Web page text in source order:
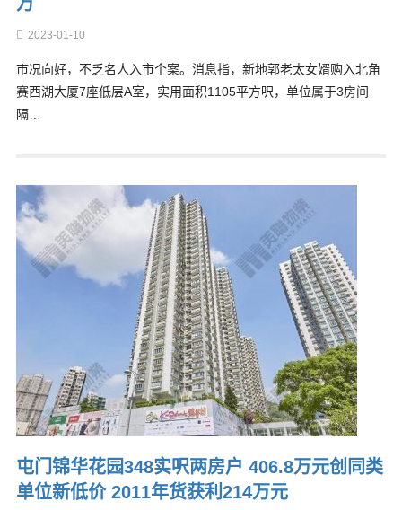
2023-01-10
市况向好，不乏名人入市个案。消息指，新地郭老太女婿购入北角
赛西湖大厦7座低层A室，实用面积1105平方呎，单位属于3房间
隔…
屯门锦华花园348实呎两房户 406.8万元创同类
单位新低价 2011年货获利214万元